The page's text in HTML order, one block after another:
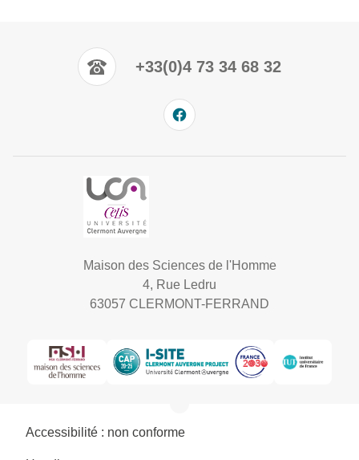
+33(0)4 73 34 68 32
Maison des Sciences de l'Homme
4, Rue Ledru
63057 CLERMONT-FERRAND
Accessibilité : non conforme